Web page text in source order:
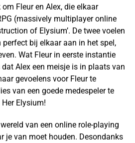
Fleur en Alex, die elkaar
(massively multiplayer online
of Elysium’. De twee voelen
bij elkaar aan in het spel,
Wat Fleur in eerste instantie
Alex een meisje is in plaats van
gevoelens voor Fleur te
van een goede medespeler te
Elysium!
van een online role-playing
je van moet houden. Desondanks